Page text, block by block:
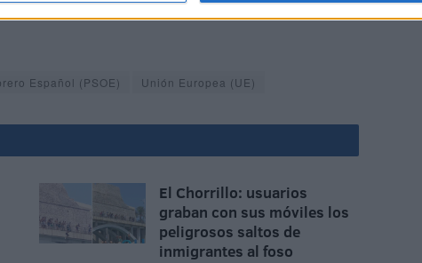
ciudades españolas “o una solicitud de inicio de
Español (PSOE) Unión Europea (UE)
El Chorrillo: usuarios
graban con sus móviles los
peligrosos saltos de
inmigrantes al foso